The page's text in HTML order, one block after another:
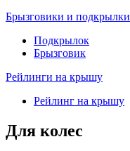
Брызговики и подкрылки
Подкрылок
Брызговик
Рейлинги на крышу
Рейлинг на крышу
Для колес